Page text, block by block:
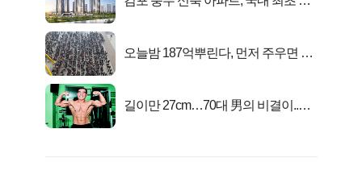
오늘밤 187억뿌린다, 먼저 주우면 최
길이만 27cm…70대 男의 비결이..충